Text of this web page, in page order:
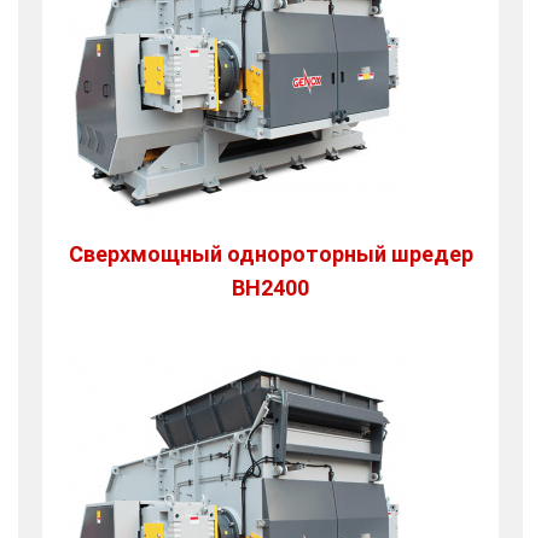
Сверхмощный однороторный шредер
BH2400